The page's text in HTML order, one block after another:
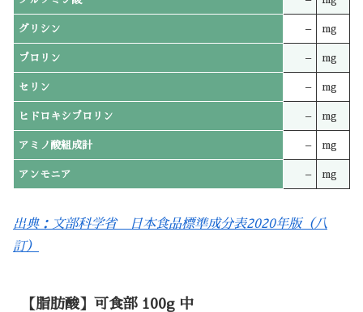
グリシン – mg
プロリン – mg
セリン – mg
ヒドロキシプロリン – mg
アミノ酸組成計 – mg
アンモニア – mg
出典：文部科学省 日本食品標準成分表2020年版（八
訂）
【脂肪酸】可食部 100g 中